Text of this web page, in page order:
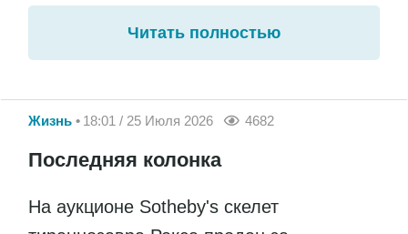
Читать полностью
Жизнь 18:01 / 25 Июля 2026 4682
Последняя колонка
На аукционе Sotheby's скелет